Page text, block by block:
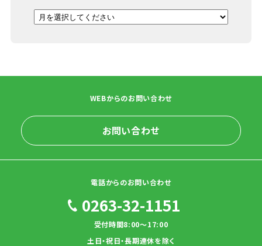
WEBからのお問い合わせ
お問い合わせ
電話からのお問い合わせ
0263-32-1151
受付時間8:00～17:00
土日・祝日・長期連休を除く